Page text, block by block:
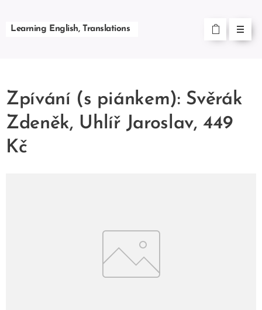
Learning English, Translations
Zpívání (s piánkem): Svěrák
Zdeněk, Uhlíř Jaroslav, 449
Kč